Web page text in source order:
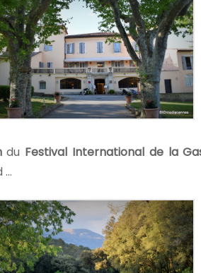
du Festival International de la
…